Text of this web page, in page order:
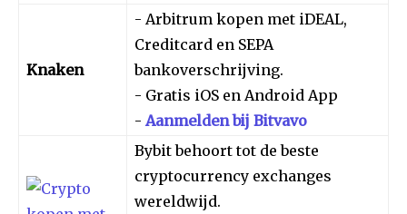
Knaken
- Arbitrum kopen met iDEAL,
Creditcard en SEPA
bankoverschrijving.
- Gratis iOS en Android App
- Aanmelden bij Bitvavo
Bybit behoort tot de beste
cryptocurrency exchanges
wereldwijd.